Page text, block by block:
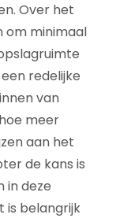
Over het
om minimaal
redelijke
van
meer
aan het
de kans is
in deze
is belangrijk